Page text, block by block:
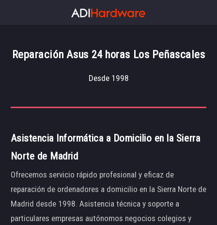
Reparación Asus 24 horas Los Peñascales
Desde 1998
Asistencia Informática a Domicilio en la Sierra
Norte de Madrid
Ofrecemos servicio rápido profesional y eficaz de
reparación de ordenadores a domicilio en la Sierra Norte de
Madrid desde 1998. Asistencia técnica y soporte a
particulares empresas autónomos negocios colegios y